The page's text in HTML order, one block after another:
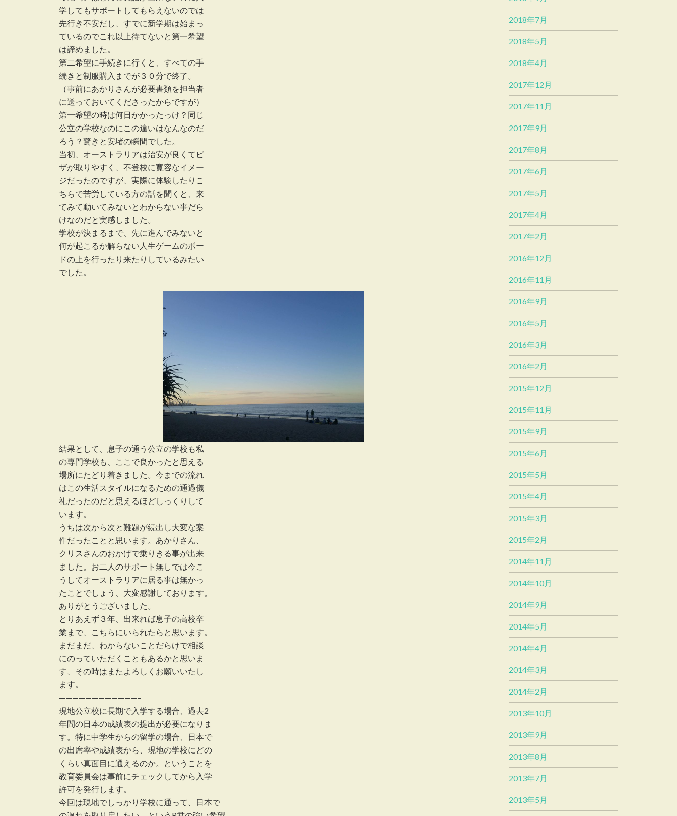
学してもサポートしてもらえないのでは
先行き不安だし、すでに新学期は始まっ
ているのでこれ以上待てないと第一希望
は諦めました。
第二希望に手続きに行くと、すべての手
続きと制服購入までが３０分で終了。
（事前にあかりさんが必要書類を担当者
に送っておいてくださったからですが）
第一希望の時は何日かかったっけ？同じ
公立の学校なのにこの違いはなんなのだ
ろう？驚きと安堵の瞬間でした。
当初、オーストラリアは治安が良くてビ
ザが取りやすく、不登校に寛容なイメー
ジだったのですが、実際に体験したりこ
ちらで苦労している方の話を聞くと、来
てみて動いてみないとわからない事だら
けなのだと実感しました。
学校が決まるまで、先に進んでみないと
何が起こるか解らない人生ゲームのボー
ドの上を行ったり来たりしているみたい
でした。
結果として、息子の通う公立の学校も私
の専門学校も、ここで良かったと思える
場所にたどり着きました。今までの流れ
はこの生活スタイルになるための通過儀
礼だったのだと思えるほどしっくりして
います。
うちは次から次と難題が続出し大変な案
件だったことと思います。あかりさん、
クリスさんのおかげで乗りきる事が出来
ました。お二人のサポート無しでは今こ
うしてオーストラリアに居る事は無かっ
たことでしょう、大変感謝しております。
ありがとうございました。
とりあえず３年、出来れば息子の高校卒
業まで、こちらにいられたらと思います。
まだまだ、わからないことだらけで相談
にのっていただくこともあるかと思いま
す、その時はまたよろしくお願いいたし
ます。
————————————–
現地公立校に長期で入学する場合、過去2
年間の日本の成績表の提出が必要になりま
す。特に中学生からの留学の場合、日本で
の出席率や成績表から、現地の学校にどの
くらい真面目に通えるのか。ということを
教育委員会は事前にチェックしてから入学
許可を発行します。
今回は現地でしっかり学校に通って、日本で
2018年7月
2018年5月
2018年4月
2017年12月
2017年11月
2017年9月
2017年8月
2017年6月
2017年5月
2017年4月
2017年2月
2016年12月
2016年11月
2016年9月
2016年5月
2016年3月
2016年2月
2015年12月
2015年11月
2015年9月
2015年6月
2015年5月
2015年4月
2015年3月
2015年2月
2014年11月
2014年10月
2014年9月
2014年5月
2014年4月
2014年3月
2014年2月
2013年10月
2013年9月
2013年8月
2013年7月
2013年5月